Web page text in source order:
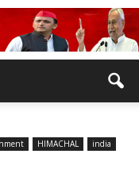
HIMACHAL
india